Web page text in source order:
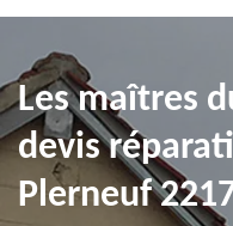
Les maîtres
devis
Plerneuf